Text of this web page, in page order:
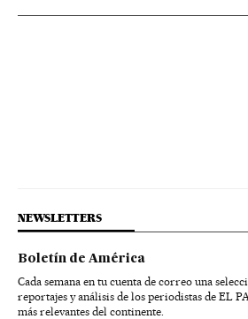
NEWSLETTERS
Boletín de América
Cada semana en tu cuenta de correo una
reportajes y análisis de los periodistas de EL
más relevantes del continente.